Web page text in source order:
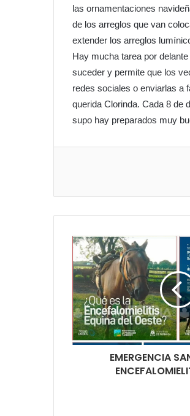
las ornamentaciones
de los arreglos que van
extender los arreglos
Hay mucha tarea por
suceder y permite que los
redes sociales o enviarlas a
querida Clorinda. Cada 8 de
supo hay preparados muy
EMERGENCIA